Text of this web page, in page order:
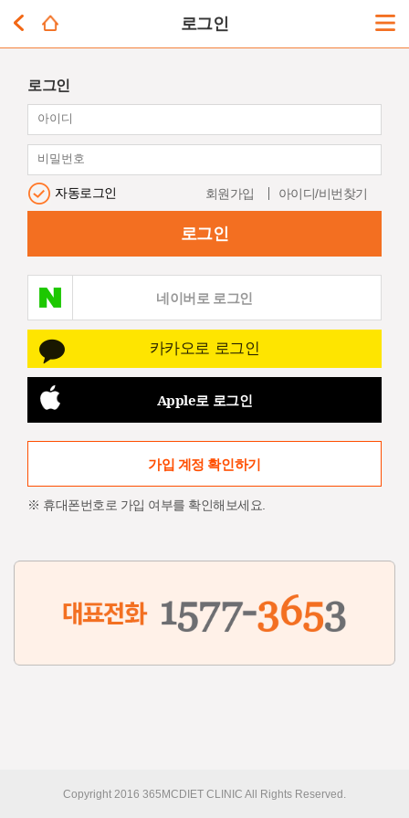
로그인
로그인
자동로그인 회원가입 아이디/비번찾기
로그인
네이버로 로그인
카카오로 로그인
Apple로 로그인
가입 계정 확인하기
※ 휴대폰번호로 가입 여부를 확인해보세요.
Copyright 2016 365MCDIET CLINIC All Rights Reserved.